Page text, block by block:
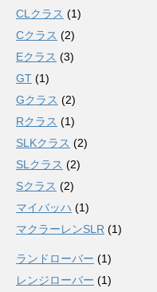
CLクラス (1)
Cクラス (2)
Eクラス (3)
GT (1)
Gクラス (2)
Rクラス (1)
SLKクラス (2)
SLクラス (2)
Sクラス (2)
マイバッハ (1)
マクラーレンSLR (1)
ランドローバー (1)
レンジローバー (1)